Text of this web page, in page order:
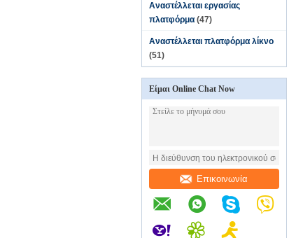
Αναστέλλεται εργασίας
πλατφόρμα (47)
Αναστέλλεται πλατφόρμα λίκνο
(51)
Είμαι Online Chat Now
Επικοινωνία